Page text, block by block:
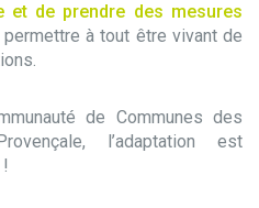
et de prendre des mesures
permettre à tout être vivant de
de Communes des
l’adaptation est